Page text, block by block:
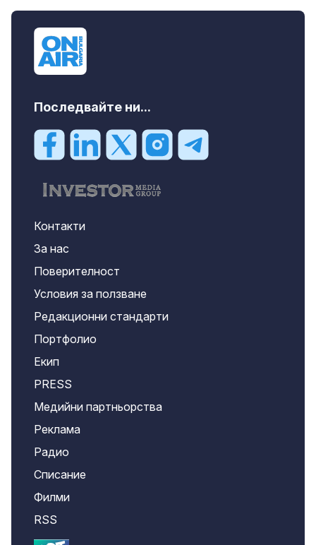
Последвайте ни...
Контакти
За нас
Поверителност
Условия за ползване
Редакционни стандарти
Портфолио
Екип
PRESS
Медийни партньорства
Реклама
Радио
Списание
Филми
RSS